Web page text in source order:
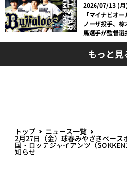
2026/07/13 (月)
「マイナビオ
ノーザ投手、
馬選手が監督選
もっと見
トップ ニュース一覧
2月27日（金）球春みやざきベース
国・ロッテジャイアンツ（
知らせ